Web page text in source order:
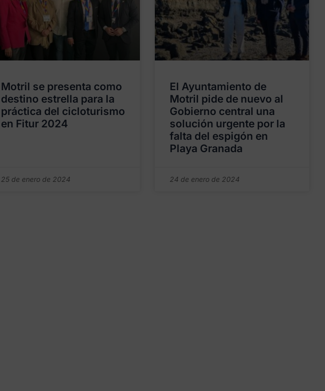
Motril se presenta como
destino estrella para la
práctica del cicloturismo
en Fitur 2024
25 de enero de 2024
El Ayuntamiento de
Motril pide de nuevo al
Gobierno central una
solución urgente por la
falta del espigón en
Playa Granada
24 de enero de 2024